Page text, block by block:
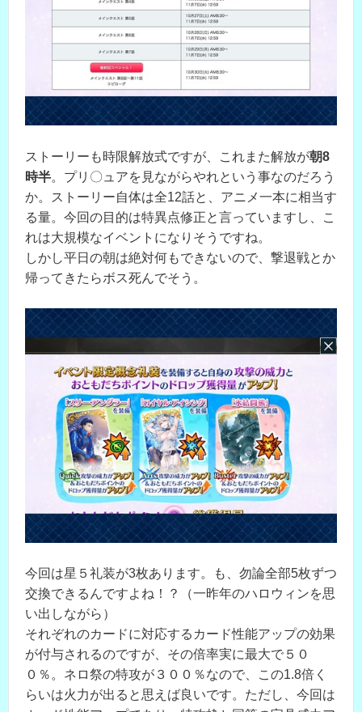
ストーリーも時限解放式ですが、これまた解放が朝8
時半。プリ〇ュアを見ながらやれという事なのだろう
か。ストーリー自体は全12話と、アニメ一本に相当す
る量。今回の目的は特異点修正と言っていますし、こ
れは大規模なイベントになりそうですね。
しかし平日の朝は絶対何もできないので、撃退戦とか
帰ってきたらボス死んでそう。
今回は星５礼装が3枚あります。も、勿論全部5枚ずつ
交換できるんですよね！？（一昨年のハロウィンを思
い出しながら）
それぞれのカードに対応するカード性能アップの効果
が付与されるのですが、その倍率実に最大で５０
０％。ネロ祭の特攻が３００％なので、この1.8倍く
らいは火力が出ると思えば良いです。ただし、今回は